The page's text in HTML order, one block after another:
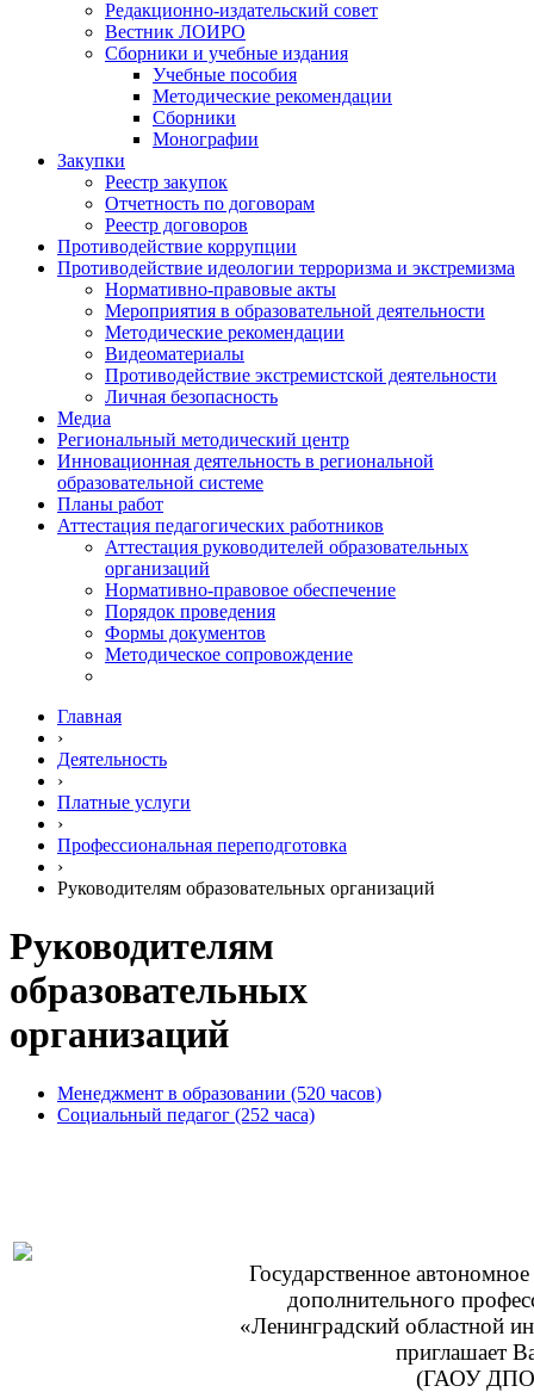
Редакционно-издательский совет
Вестник ЛОИРО
Сборники и учебные издания
Учебные пособия
Методические рекомендации
Сборники
Монографии
Закупки
Реестр закупок
Отчетность по договорам
Реестр договоров
Противодействие коррупции
Противодействие идеологии терроризма и экстремизма
Нормативно-правовые акты
Мероприятия в образовательной деятельности
Методические рекомендации
Видеоматериалы
Противодействие экстремистской деятельности
Личная безопасность
Медиа
Региональный методический центр
Инновационная деятельность в региональной
образовательной системе
Планы работ
Аттестация педагогических работников
Аттестация руководителей образовательных
организаций
Нормативно-правовое обеспечение
Порядок проведения
Формы документов
Методическое сопровождение
Главная
›
Деятельность
›
Платные услуги
›
Профессиональная переподготовка
›
Руководителям образовательных организаций
Руководителям
образовательных
организаций
Менеджмент в образовании (520 часов)
Социальный педагог (252 часа)
Государственное
дополнительного
«Ленинградский областной
приглашает
(ГАОУ